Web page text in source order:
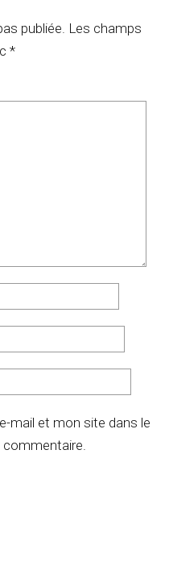
publiée. Les champs
*
mail et mon site dans le
commentaire.